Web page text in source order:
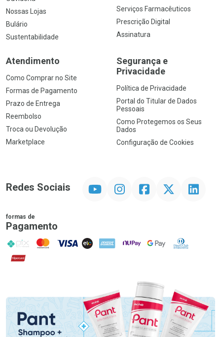
Nossas Lojas
Bulário
Sustentabilidade
Serviços Farmacêuticos
Prescrição Digital
Assinatura
Atendimento
Como Comprar no Site
Formas de Pagamento
Prazo de Entrega
Reembolso
Troca ou Devolução
Marketplace
Segurança e
Privacidade
Política de Privacidade
Portal do Titular de Dados
Pessoais
Como Protegemos os Seus
Dados
Configuração de Cookies
Redes Sociais InstagramFacebook Linkedin
formas de
Pagamento
PIX MasterCard
VISA ELO AMEX NuPay Google PayDiners Club
Hipercard
Promoção em Destaque